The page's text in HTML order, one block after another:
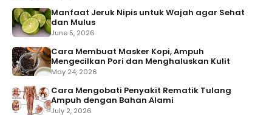
Manfaat Jeruk Nipis untuk Wajah agar Sehat
dan Mulus
June 5, 2026
Cara Membuat Masker Kopi, Ampuh
Mengecilkan Pori dan Menghaluskan Kulit
May 24, 2026
Cara Mengobati Penyakit Rematik Tulang
Ampuh dengan Bahan Alami
July 2, 2026